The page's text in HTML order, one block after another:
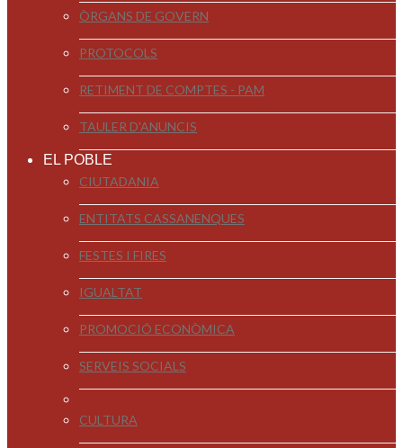
ÒRGANS DE GOVERN
PROTOCOLS
RETIMENT DE COMPTES - PAM
TAULER D'ANUNCIS
EL POBLE
CIUTADANIA
ENTITATS CASSANENQUES
FESTES I FIRES
IGUALTAT
PROMOCIÓ ECONÒMICA
SERVEIS SOCIALS
CULTURA